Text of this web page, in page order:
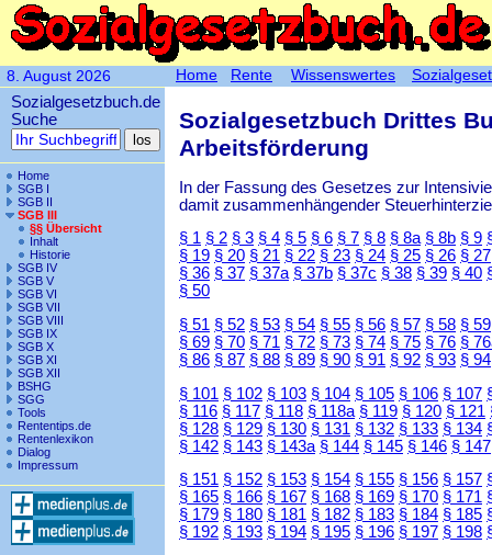
8. August 2026
Sozialgesetzbuch.de
Suche
Home
SGB I
SGB II
SGB III
§§ Übersicht
Inhalt
Historie
SGB IV
SGB V
SGB VI
SGB VII
SGB VIII
SGB IX
SGB X
SGB XI
SGB XII
BSHG
SGG
Tools
Rententips.de
Rentenlexikon
Dialog
Impressum
Sozialgesetzbuch Drittes
Arbeitsförderung
In der Fassung des Gesetzes zur
damit zusammenhängender
§ 1 § 2 § 3 § 4 § 5 § 6 § 7 § 8 § 8a § 8b § 9
§ 19 § 20 § 21 § 22 § 23 § 24 § 25 § 26 § 27
§ 36 § 37 § 37a § 37b § 37c § 38 § 39 § 40
§ 50
§ 51 § 52 § 53 § 54 § 55 § 56 § 57 § 58 § 59
§ 69 § 70 § 71 § 72 § 73 § 74 § 75 § 76 §
§ 86 § 87 § 88 § 89 § 90 § 91 § 92 § 93 § 94
§ 101 § 102 § 103 § 104 § 105 § 106 § 107
§ 116 § 117 § 118 § 118a § 119 § 120 § 121
§ 128 § 129 § 130 § 131 § 132 § 133 § 134
§ 142 § 143 § 143a § 144 § 145 § 146 § 147
§ 151 § 152 § 153 § 154 § 155 § 156 § 157
§ 165 § 166 § 167 § 168 § 169 § 170 § 171
§ 179 § 180 § 181 § 182 § 183 § 184 § 185
§ 192 § 193 § 194 § 195 § 196 § 197 § 198
Home Rente Wissenswertes